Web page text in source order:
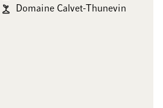
Domaine Calvet-Thunevin